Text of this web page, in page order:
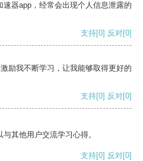
器app，经常会出现个人信息泄露的
支持[0] 反对[0]
励我不断学习，让我能够取得更好的
支持[0] 反对[0]
其他用户交流学习心得。
支持[0] 反对[0]